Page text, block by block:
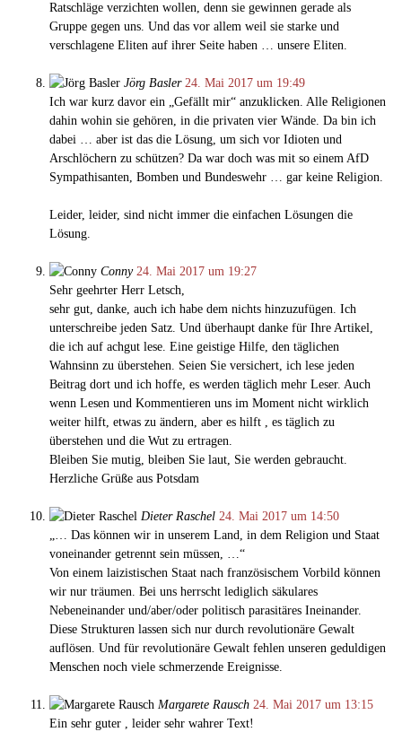
Ratschläge verzichten wollen, denn sie gewinnen gerade als
Gruppe gegen uns. Und das vor allem weil sie starke und
verschlagene Eliten auf ihrer Seite haben … unsere Eliten.
Jörg Basler 24. Mai 2017 um 19:49
Ich war kurz davor ein „Gefällt mir“ anzuklicken. Alle Religionen
dahin wohin sie gehören, in die privaten vier Wände. Da bin ich
dabei … aber ist das die Lösung, um sich vor Idioten und
Arschlöchern zu schützen? Da war doch was mit so einem AfD
Sympathisanten, Bomben und Bundeswehr … gar keine Religion.
Leider, leider, sind nicht immer die einfachen Lösungen die
Lösung.
Conny 24. Mai 2017 um 19:27
Sehr geehrter Herr Letsch,
sehr gut, danke, auch ich habe dem nichts hinzuzufügen. Ich
unterschreibe jeden Satz. Und überhaupt danke für Ihre Artikel,
die ich auf achgut lese. Eine geistige Hilfe, den täglichen
Wahnsinn zu überstehen. Seien Sie versichert, ich lese jeden
Beitrag dort und ich hoffe, es werden täglich mehr Leser. Auch
wenn Lesen und Kommentieren uns im Moment nicht wirklich
weiter hilft, etwas zu ändern, aber es hilft , es täglich zu
überstehen und die Wut zu ertragen.
Bleiben Sie mutig, bleiben Sie laut, Sie werden gebraucht.
Herzliche Grüße aus Potsdam
Dieter Raschel 24. Mai 2017 um 14:50
„… Das können wir in unserem Land, in dem Religion und Staat
voneinander getrennt sein müssen, …“
Von einem laizistischen Staat nach französischem Vorbild können
wir nur träumen. Bei uns herrscht lediglich säkulares
Nebeneinander und/aber/oder politisch parasitäres Ineinander.
Diese Strukturen lassen sich nur durch revolutionäre Gewalt
auflösen. Und für revolutionäre Gewalt fehlen unseren geduldigen
Menschen noch viele schmerzende Ereignisse.
Margarete Rausch 24. Mai 2017 um 13:15
Ein sehr guter , leider sehr wahrer Text!